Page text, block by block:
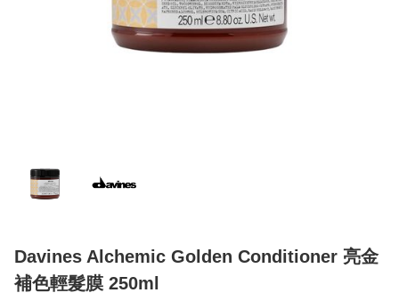
Davines Alchemic Golden Conditioner 亮金
補色輕髮膜 250ml